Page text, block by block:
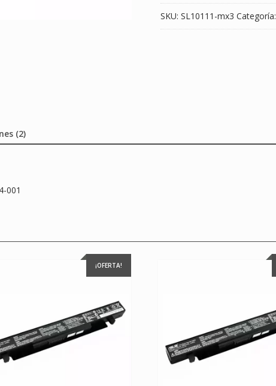
SKU: SL10111-mx3 Categoría:
(2)
001
¡OFERTA!